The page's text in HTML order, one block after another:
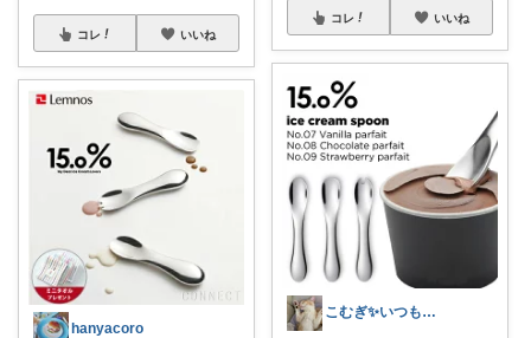
コレ いいね
hanyacoro
コレ いいね
こむぎ✨いつもありがとう